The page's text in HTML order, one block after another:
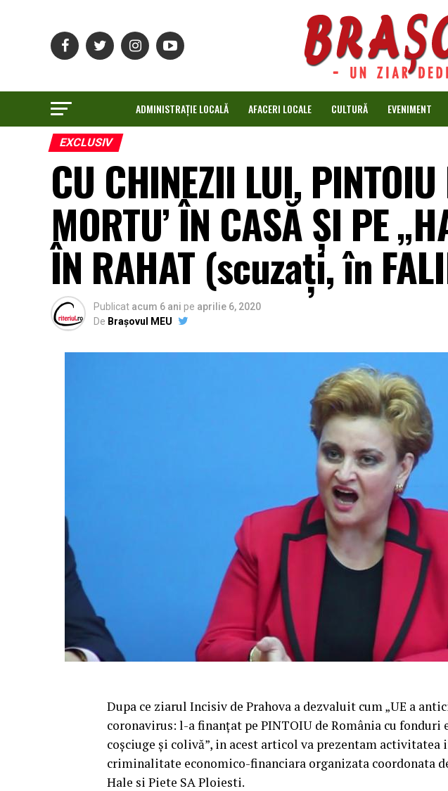
ADMINISTRAȚIE LOCALĂ AFACERI LOCALE CULTURĂ EVENIMENT
EXCLUSIV
CU CHINEZII LUI,
MORTU’ ÎN CASĂ ȘI PE
ÎN RAHAT (scuzați, în
Publicat acum 6 ani pe aprilie 6, 2020
De Brașovul MEU
Dupa ce ziarul Incisiv de Prahova a dezvaluit cum „UE a
coronavirus: l-a finanțat pe PINTOIU de România cu fonduri
coșciuge și colivă”, in acest articol va prezentam
criminalitate economico-financiara organizata coordonata
Hale si Piete SA Ploiesti.